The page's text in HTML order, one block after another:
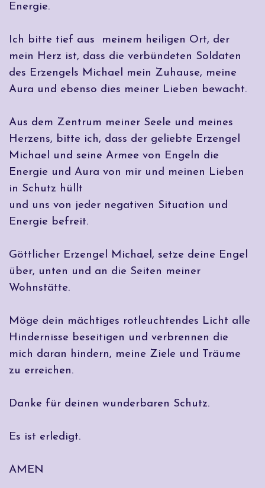
Energie.
Ich bitte tief aus meinem heiligen Ort, der
mein Herz ist, dass die verbündeten Soldaten
des Erzengels Michael mein Zuhause, meine
Aura und ebenso dies meiner Lieben bewacht.
Aus dem Zentrum meiner Seele und meines
Herzens, bitte ich, dass der geliebte Erzengel
Michael und seine Armee von Engeln die
Energie und Aura von mir und meinen Lieben
in Schutz hüllt
und uns von jeder negativen Situation und
Energie befreit.
Göttlicher Erzengel Michael, setze deine Engel
über, unten und an die Seiten meiner
Wohnstätte.
Möge dein mächtiges rotleuchtendes Licht alle
Hindernisse beseitigen und verbrennen die
mich daran hindern, meine Ziele und Träume
zu erreichen.
Danke für deinen wunderbaren Schutz.
Es ist erledigt.
AMEN